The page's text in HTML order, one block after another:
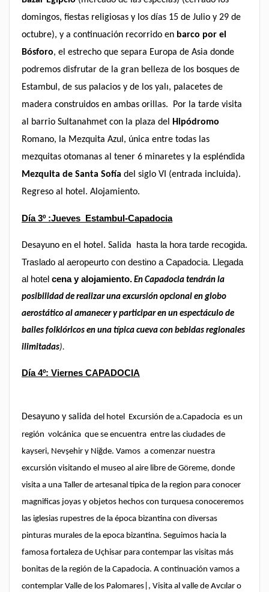
domingos, fiestas religiosas y los días 15 de Julio y 29 de
octubre), y a continuación recorrido en barco por el
Bósforo, el estrecho que separa Europa de Asia donde
podremos disfrutar de la gran belleza de los bosques de
Estambul, de sus palacios y de los yalı, palacetes de
madera construidos en ambas orillas. Por la tarde visita
al barrio Sultanahmet con la plaza del Hipódromo
Romano, la Mezquita Azul, única entre todas las
mezquitas otomanas al tener 6 minaretes y la espléndida
Mezquita de Santa Sofía del siglo VI (entrada incluida).
Regreso al hotel. Alojamiento.
Día 3º :Jueves Estambul-Capadocia
Desayuno en el hotel. Salida
hasta la hora tarde recogida.
Traslado al aeropeurto con destino a Capadocia. Llegada
al hotel cena y alojamiento. En Capadocia tendrán la
posibilidad de realizar una excursión opcional en globo
aerostático al amanecer y participar en un espectáculo de
bailes folklóricos en una típica cueva con bebidas regionales
ilimitadas).
Día 4º: Viernes CAPADOCIA
Desayuno y salida del hotel Excursión de a.Capadocia es un
región volcánica que se encuentra entre las ciudades de
kayseri, Nevşehir y Niğde. Vamos a comenzar nuestra
excursión visitando el museo al aire libre de Göreme, donde
visita a una Taller de artesanal tipica de la region para conocer
magnificas joyas y objetos hechos con turquesa conoceremos
las iglesias rupestres de la época bizantina con diversas
pinturas murales de la epoca bizantina. Seguimos hacia la
famosa fortaleza de Uçhisar para contempar las visitas más
bonitas de la región de la Capadocia. A continuación vamos a
contemplar Valle de los Palomares|, Visita al valle de Avcılar o